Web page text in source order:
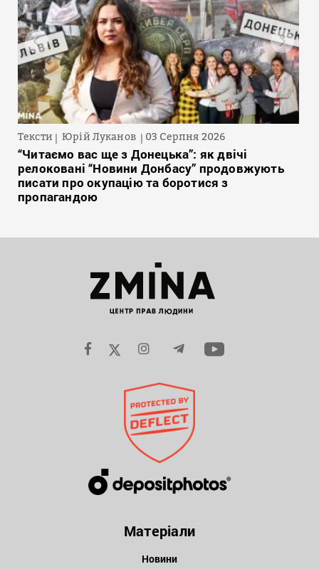
Тексти Юрій Луканов 03 Серпня 2026
“Читаємо вас ще з Донецька”: як двічі
релоковані “Новини Донбасу” продовжують
писати про окупацію та боротися з
пропагандою
Матеріали
Новини